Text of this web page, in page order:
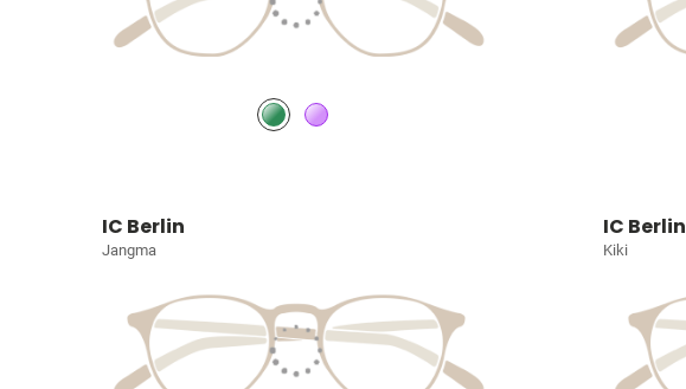
IC Berlin
Jangma
IC Berlin
Kiki